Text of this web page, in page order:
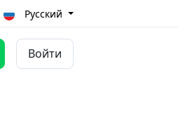
Русский
Войти